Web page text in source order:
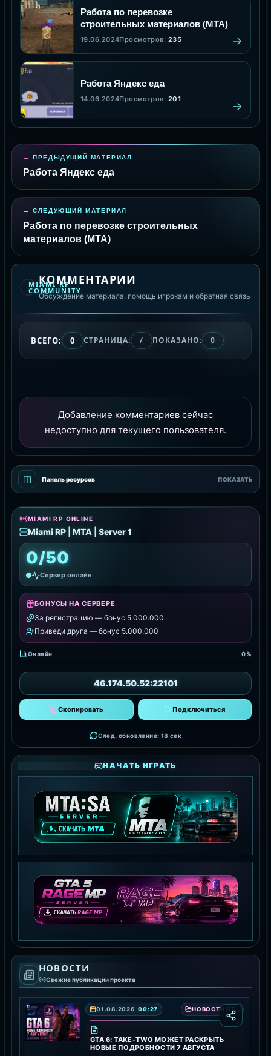
◫ Панель ресурсов ПОКАЗАТЬ
MIAMI RP ONLINE
Miami RP | MTA | Server 1
0/50
Сервер онлайн
БОНУСЫ НА СЕРВЕРЕ
За регистрацию — бонус 5.000.000
Приведи друга — бонус 5.000.000
Онлайн 0%
46.174.50.52:22101
Скопировать Подключиться
След. обновление: 16 сек
НАЧАТЬ ИГРАТЬ
MTA:SA SERVER
СКАЧАТЬ MTA
GTA 5 RAGE MP
СКАЧАТЬ RAGE MP
НОВОСТИ
Свежие публикации проекта
01.08.2026 00:27
GTA 6: TAKE-TWO МОЖЕТ РАСКРЫТЬ
НОВЫЕ ПОДРОБНОСТИ 7 АВГУСТА
Работа по перевозке
строительных материалов (MTA)
19.06.2024Просмотров: 235
Работа Яндекс еда
14.06.2024Просмотров: 201
ПРЕДЫДУЩИЙ МАТЕРИАЛ
Работа Яндекс еда
СЛЕДУЮЩИЙ МАТЕРИАЛ
Работа по перевозке строительных
материалов (MTA)
MIAMI RP
COMMUNITY
КОММЕНТАРИИ
Обсуждение материала, помощь игрокам и обратная связь
ВСЕГО: 0 СТРАНИЦА: / ПОКАЗАНО: 0
Добавление комментариев сейчас
недоступно для текущего пользователя.